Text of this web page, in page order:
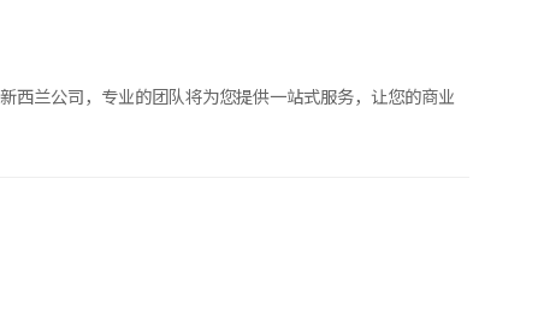
西兰公司，专业的团队将为您提供一站式服务，让您的商业